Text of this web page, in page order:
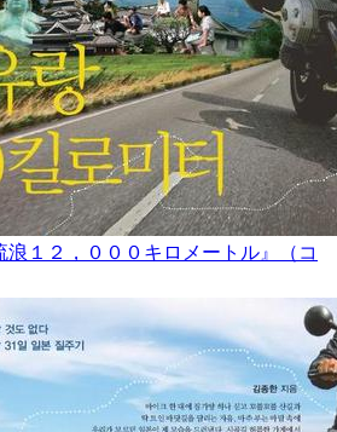
浪１２，０００キロメートル』（コ